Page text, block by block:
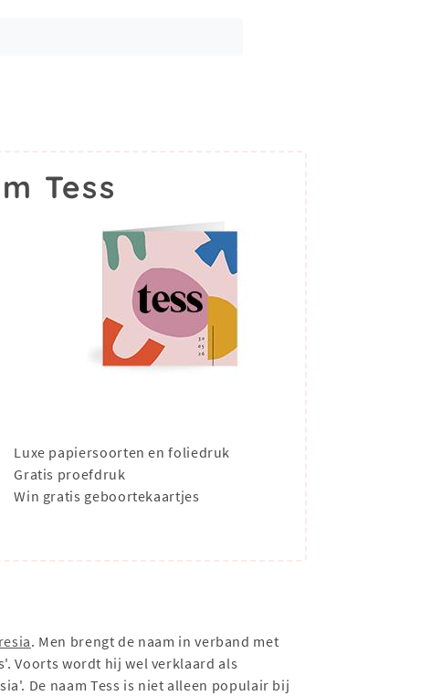
Tess
Luxe papiersoorten en foliedruk
Gratis proefdruk
Win gratis geboortekaartjes
. Men brengt de naam in verband met
Voorts wordt hij wel verklaard als
De naam Tess is niet alleen populair bij